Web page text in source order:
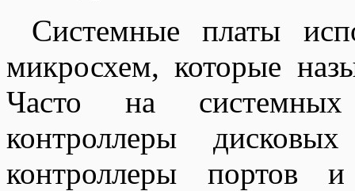
Системные платы
микросхем, которые
Часто на
контроллеры
контроллеры портов